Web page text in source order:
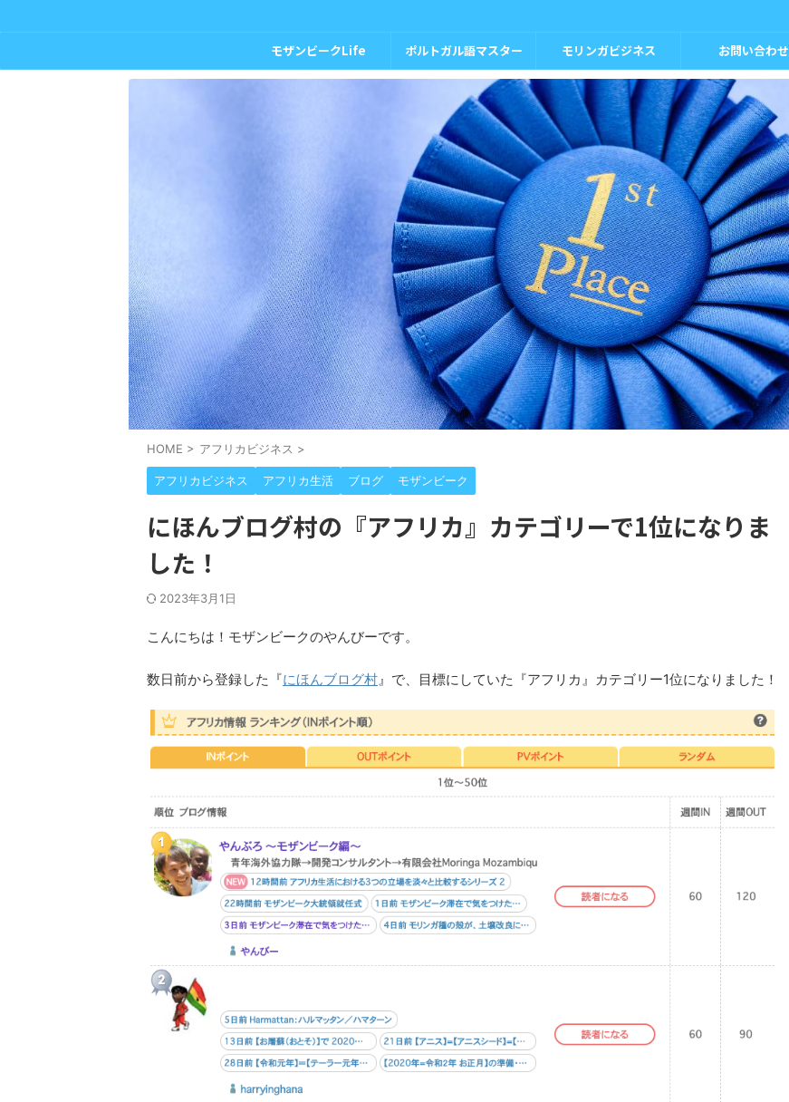
モザンビークLife ポルトガル語マスター モリンガビジネス お問い合わせ
HOME > アフリカビジネス >
アフリカビジネス アフリカ生活 ブログ モザンビーク
にほんブログ村の『アフリカ』カテゴリーで1位になりま
した！
2023年3月1日
こんにちは！モザンビークのやんびーです。
数日前から登録した『にほんブログ村』で、目標にしていた『アフリカ』カテゴリー1位になりました！